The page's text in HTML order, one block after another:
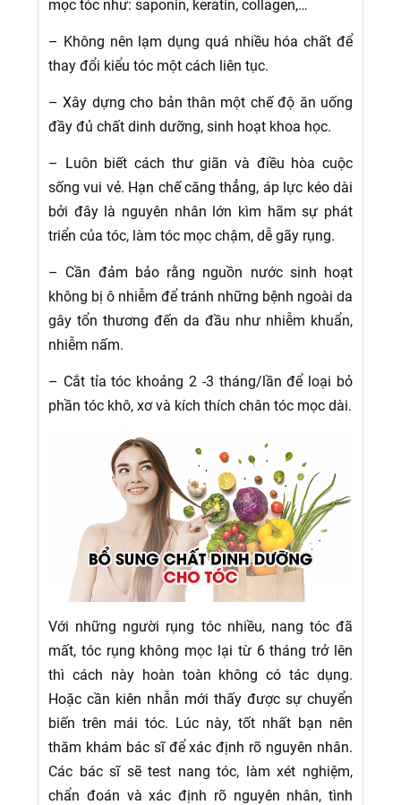
mọc tóc như: saponin, keratin, collagen,…
– Không nên lạm dụng quá nhiều hóa chất để
thay đổi kiểu tóc một cách liên tục.
– Xây dựng cho bản thân một chế độ ăn uống
đầy đủ chất dinh dưỡng, sinh hoạt khoa học.
– Luôn biết cách thư giãn và điều hòa cuộc
sống vui vẻ. Hạn chế căng thẳng, áp lực kéo dài
bởi đây là nguyên nhân lớn kìm hãm sự phát
triển của tóc, làm tóc mọc chậm, dễ gãy rụng.
– Cần đảm bảo rằng nguồn nước sinh hoạt
không bị ô nhiễm để tránh những bệnh ngoài da
gây tổn thương đến da đầu như nhiễm khuẩn,
nhiễm nấm.
– Cắt tỉa tóc khoảng 2 -3 tháng/lần để loại bỏ
phần tóc khô, xơ và kích thích chân tóc mọc dài.
Với những người rụng tóc nhiều, nang tóc đã
mất, tóc rụng không mọc lại từ 6 tháng trở lên
thì cách này hoàn toàn không có tác dụng.
Hoặc cần kiên nhẫn mới thấy được sự chuyển
biến trên mái tóc. Lúc này, tốt nhất bạn nên
thăm khám bác sĩ để xác định rõ nguyên nhân.
Các bác sĩ sẽ test nang tóc, làm xét nghiệm,
chẩn đoán và xác định rõ nguyên nhân, tình